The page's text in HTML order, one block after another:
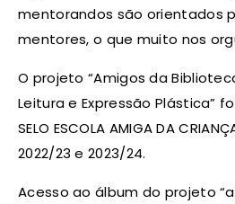
mentorandos são orientados
mentores, o que muito nos
O projeto “Amigos da
Leitura e Expressão Plástica”
SELO ESCOLA AMIGA DA
2022/23 e 2023/24.
Acesso ao álbum do projeto